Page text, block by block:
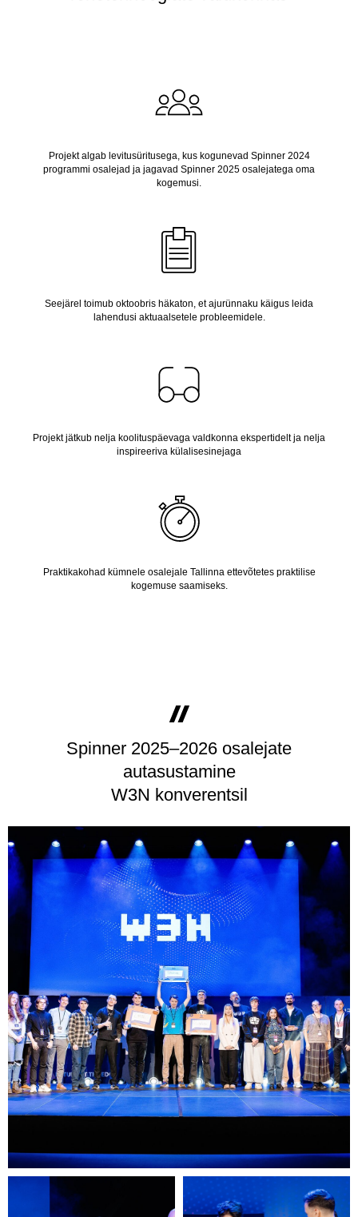
Projekt algab levitusüritusega, kus kogunevad Spinner 2024
programmi osalejad ja jagavad Spinner 2025 osalejatega oma
kogemusi.
Seejärel toimub oktoobris häkaton, et ajurünnaku käigus leida
lahendusi aktuaalsetele probleemidele.
Projekt jätkub nelja koolituspäevaga valdkonna ekspertidelt ja nelja
inspireeriva külalisesinejaga
Praktikakohad kümnele osalejale Tallinna ettevõtetes praktilise
kogemuse saamiseks.
Spinner 2025–2026 osalejate
autasustamine
W3N konverentsil